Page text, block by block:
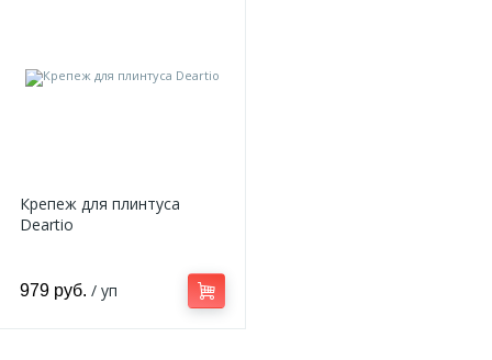
Крепеж для плинтуса
Deartio
979 руб. / уп